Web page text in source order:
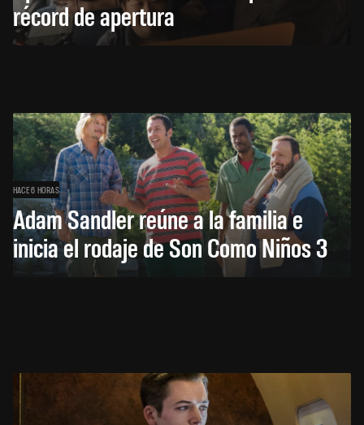
récord de apertura
HACE 6 HORAS
Adam Sandler reúne a la familia e
inicia el rodaje de Son Como Niños 3